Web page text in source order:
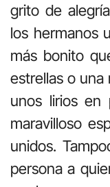
grito de
los hermanos
más bonito
estrellas o
unos lirios en
maravilloso
unidos.
persona a